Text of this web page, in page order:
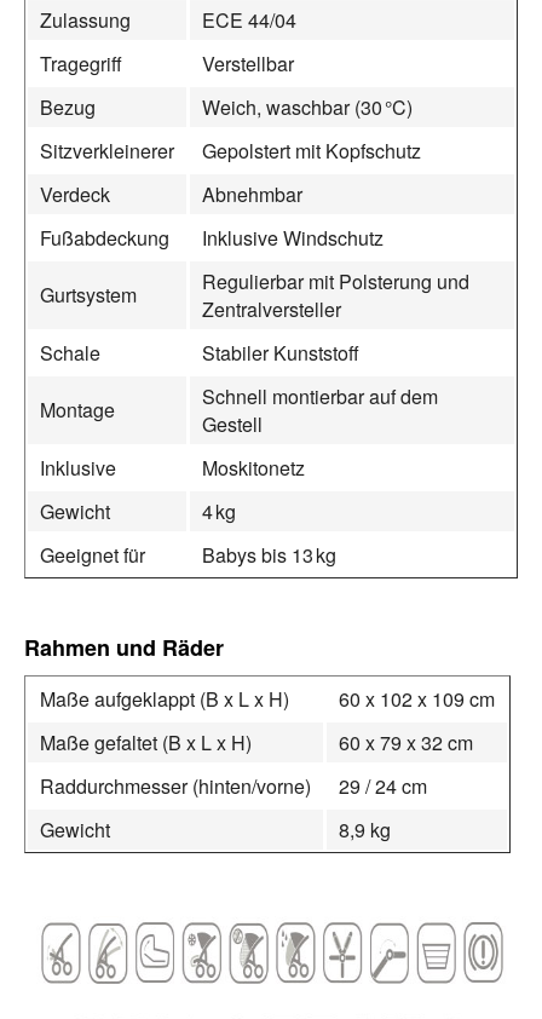
Zulassung
ECE 44/04
Tragegriff
Verstellbar
Bezug
Weich, waschbar (30 °C)
Sitzverkleinerer
Gepolstert mit Kopfschutz
Verdeck
Abnehmbar
Fußabdeckung
Inklusive Windschutz
Gurtsystem
Regulierbar mit Polsterung und
Zentralversteller
Schale
Stabiler Kunststoff
Montage
Schnell montierbar auf dem
Gestell
Inklusive
Moskitonetz
Gewicht
4 kg
Geeignet für
Babys bis 13 kg
Rahmen und Räder
Maße aufgeklappt (B x L x H)
60 x 102 x 109 cm
Maße gefaltet (B x L x H)
60 x 79 x 32 cm
Raddurchmesser (hinten/vorne)
29 / 24 cm
Gewicht
8,9 kg